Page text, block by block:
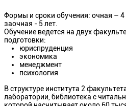
Формы и сроки обучения: очная –
заочная - 5 лет.
Обучение ведется на двух
подготовки:
юриспруденция
экономика
менеджмент
психология
В структуре института 2
лаборатории, библиотека с